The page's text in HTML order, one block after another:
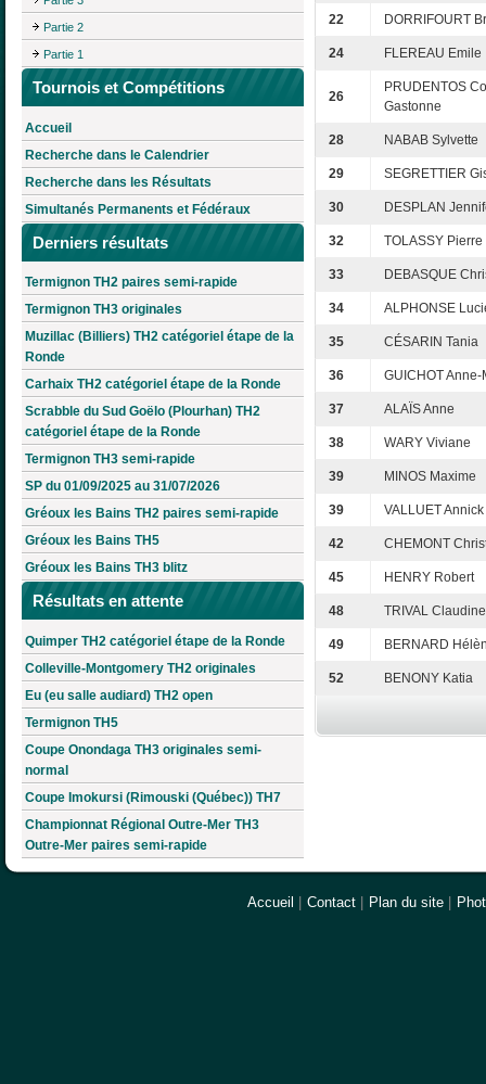
Partie 2
Partie 1
Tournois et Compétitions
Accueil
Recherche dans le Calendrier
Recherche dans les Résultats
Simultanés Permanents et Fédéraux
Derniers résultats
Termignon TH2 paires semi-rapide
Termignon TH3 originales
Muzillac (Billiers) TH2 catégoriel étape de la
Ronde
Carhaix TH2 catégoriel étape de la Ronde
Scrabble du Sud Goëlo (Plourhan) TH2
catégoriel étape de la Ronde
Termignon TH3 semi-rapide
SP du 01/09/2025 au 31/07/2026
Gréoux les Bains TH2 paires semi-rapide
Gréoux les Bains TH5
Gréoux les Bains TH3 blitz
Résultats en attente
Quimper TH2 catégoriel étape de la Ronde
Colleville-Montgomery TH2 originales
Eu (eu salle audiard) TH2 open
Termignon TH5
Coupe Onondaga TH3 originales semi-
normal
Coupe Imokursi (Rimouski (Québec)) TH7
Championnat Régional Outre-Mer TH3
Outre-Mer paires semi-rapide
22 DORRIFOURT
24 FLEREAU Emile
26
PRUDENTOS
Gastonne
28 NABAB Sylvette
29 SEGRETTIER
30 DESPLAN
32 TOLASSY Pierre
33 DEBASQUE
34 ALPHONSE
35 CÉSARIN Tania
36 GUICHOT Anne-
37 ALAÏS Anne
38 WARY Viviane
39 MINOS Maxime
39 VALLUET Annick
42 CHEMONT
45 HENRY Robert
48 TRIVAL Claudine
49 BERNARD
52 BENONY Katia
Accueil Contact Plan du site